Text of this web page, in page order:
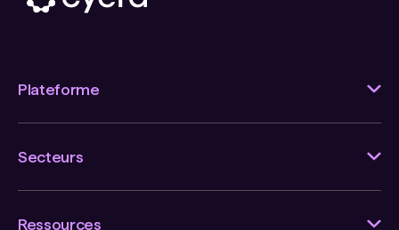
Plateforme
Secteurs
Ressources